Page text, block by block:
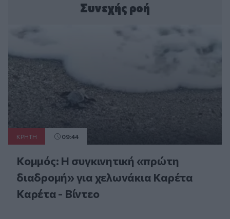
Συνεχής ροή
ΚΡΗΤΗ 09:44
Κομμός: Η συγκινητική «πρώτη
διαδρομή» για χελωνάκια Καρέτα
Καρέτα - Βίντεο